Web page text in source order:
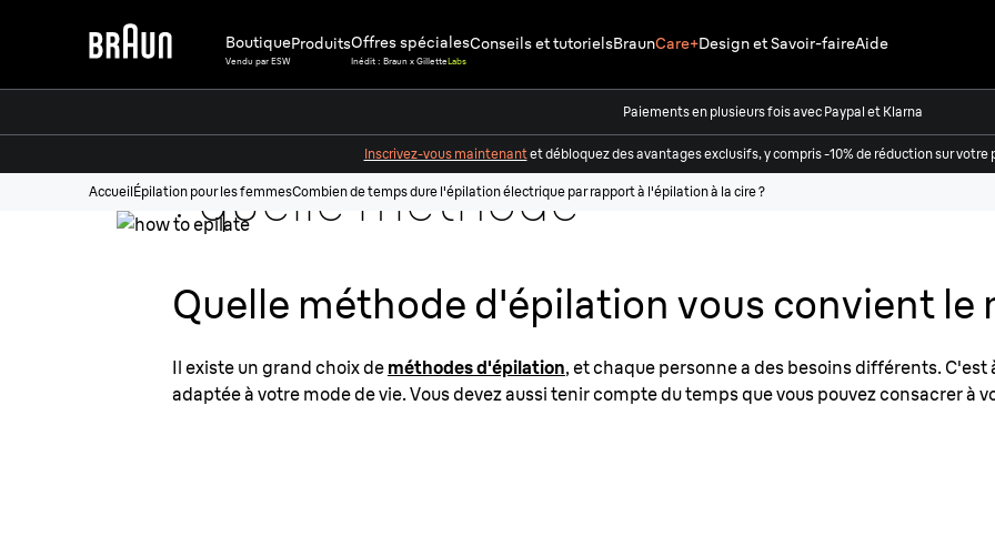
Boutique
Vendu par ESW
ProduitsOffres spéciales
Inédit : Braun x GilletteLabs
Conseils et tutorielsBraunCare+Design et Savoir-faireAide
Paiements en plusieurs fois avec Paypal et Klarna
Inscrivez-vous maintenantet débloquez des avantages exclusifs, y compris -10% de réduction sur votre
AccueilÉpilation pour les femmesCombien de temps dure l'épilation électrique par rapport à l'épilation à la cire ?
Épilateur électrique
ouépilation à la cire
: quelle méthode
mieux ?
Quelle méthode d'épilation vous convient le
Il existe un grand choix de méthodes d'épilation, et chaque personne a des besoins différents.
adaptée à votre mode de vie. Vous devez aussi tenir compte du temps que vous pouvez consacrer à